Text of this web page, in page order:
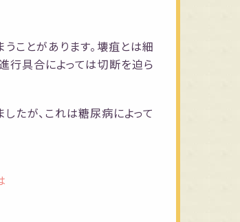
ことがあります。壊疽とは細
行具合によっては切断を迫ら
たが、これは糖尿病によって